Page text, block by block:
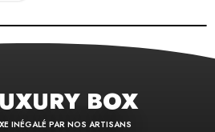
BOX
INÉGALÉ PAR NOS ARTISANS